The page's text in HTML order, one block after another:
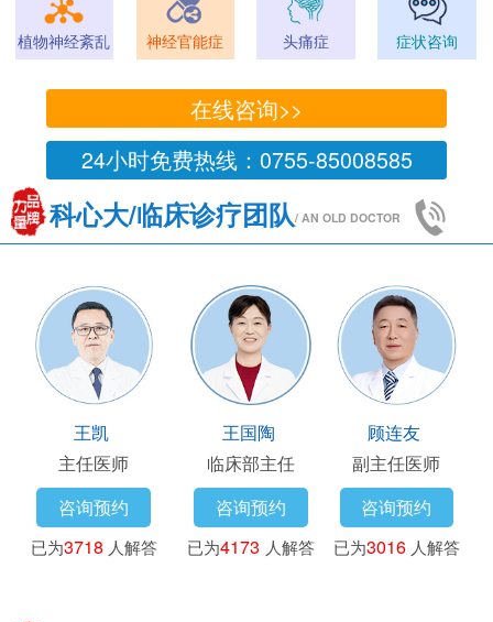
植物神经紊乱 神经官能症 头痛症 症状咨询
在线咨询>>
24小时免费热线：0755-85008585
科心大/临床诊疗团队/ AN OLD DOCTOR
王凯
主任医师
咨询预约
已为3718 人解答
王国陶
临床部主任
咨询预约
已为4173 人解答
顾连友
副主任医师
咨询预约
已为3016 人解答